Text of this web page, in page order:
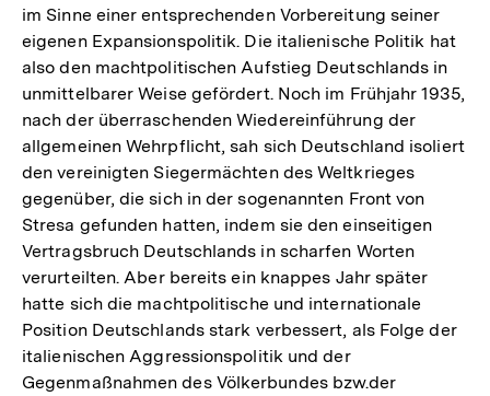
im Sinne einer entsprechenden Vorbereitung seiner
eigenen Expansionspolitik. Die italienische Politik hat
also den machtpolitischen Aufstieg Deutschlands in
unmittelbarer Weise gefördert. Noch im Frühjahr 1935,
nach der überraschenden Wiedereinführung der
allgemeinen Wehrpflicht, sah sich Deutschland isoliert
den vereinigten Siegermächten des Weltkrieges
gegenüber, die sich in der sogenannten Front von
Stresa gefunden hatten, indem sie den einseitigen
Vertragsbruch Deutschlands in scharfen Worten
verurteilten. Aber bereits ein knappes Jahr später
hatte sich die machtpolitische und internationale
Position Deutschlands stark verbessert, als Folge der
italienischen Aggressionspolitik und der
Gegenmaßnahmen des Völkerbundes bzw.der